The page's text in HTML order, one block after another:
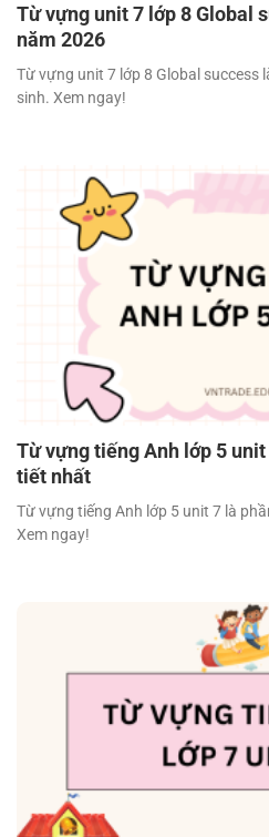
Từ vựng unit 7 lớp 8 Global
năm 2026
Từ vựng unit 7 lớp 8 Global success
sinh. Xem ngay!
Từ vựng tiếng Anh lớp 5
tiết nhất
Từ vựng tiếng Anh lớp 5 unit 7 là
Xem ngay!